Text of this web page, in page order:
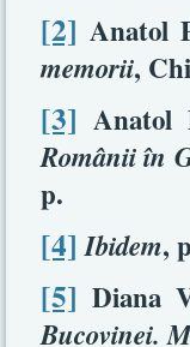
[2] Anatol
memorii,
[3] Anatol
Românii în
p.
[4] Ibidem,
[5] Diana
Bucovinei.